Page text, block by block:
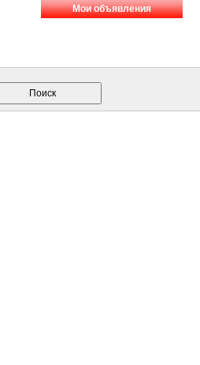
Мои объявления